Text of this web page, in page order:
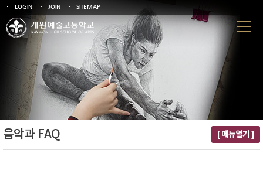
LOGIN JOIN SITEMAP
음악과 FAQ [ 메뉴열기 ]